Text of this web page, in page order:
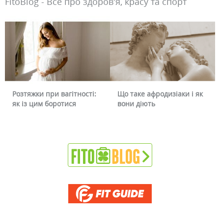
Розтяжки при вагітності:
як із цим боротися
Що таке афродизіаки і як
вони діють